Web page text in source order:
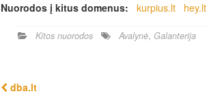
Nuorodos į kitus domenus:
kurpius.lt hey.lt
Kitos nuorodos Avalynė, Galanterija
dba.lt